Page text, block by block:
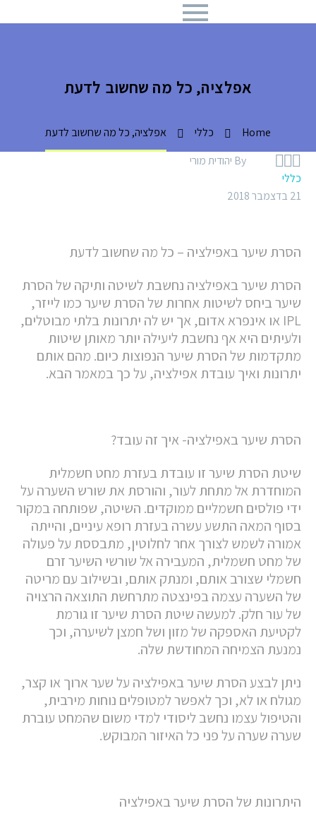
אפלציה, כל מה שחשוב לדעת
Home כללי אפלציה, כל מה שחשוב לדעת

By יהודית מורי
כללי
21 בדצמבר 2018
הסרת שיער באפילציה – כל מה שחשוב לדעת
הסרת שיער באפילציה נחשבת לשיטה ותיקה של הסרת
שיער ביחס לשיטות אחרות של הסרת שיער כמו לייזר,
IPL או אינפרא אדום, אך יש לה יתרונות בלתי מבוטלים,
ולעיתים היא אף נחשבת ליעילה יותר מאותן שיטות
מתקדמות של הסרת שיער הנפוצות כיום. מהם אותם
יתרונות ואיך עובדת אפילציה, על כך במאמר הבא.
הסרת שיער באפילציה- איך זה עובד?
שיטת הסרת שיער זו עובדת בעזרת מחט חשמלית
המוחדרת אל מתחת לעור, והורסת את שורש השערה על
ידי פולסים חשמליים ממוקדים. השיטה, שפותחה במקור
בסוף המאה התשע עשרה בעזרת רופא עיניים, והייתה
אמורה לשמש לצורך אחר לחלוטין, מתבססת על פעולה
של מחט חשמלית, המעבירה אל שורשי השיער זרם
חשמלי שצורב אותם, ומנתק אותם, ובשילוב עם מריטה
של השערה עצמה בפינצטה מתרחשת התוצאה הרצויה
של עור חלק. למעשה שיטת הסרת שיער זו גורמת
לקטיעת האספקה של מזון ושל חמצן לשיערה, וכך
נמנעת הצמיחה המחודשת שלה.
ניתן לבצע הסרת שיער באפילציה על שער ארוך או קצר,
מגולח או לא, וכך לאפשר למטופלים נוחות מירבית,
והטיפול עצמו נחשב ליסודי למדי משום שהמחט עוברת
שערה שערה על פני כל האיזור המבוקש.
היתרונות של הסרת שיער באפילציה